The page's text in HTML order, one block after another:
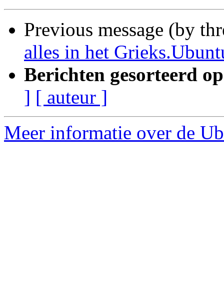
Previous message (by
alles in het
Berichten gesorteerd
] [ auteur ]
Meer informatie over de